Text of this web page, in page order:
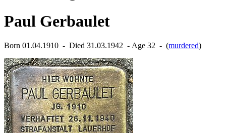
Paul Gerbaulet
Born 01.04.1910 ‐ Died 31.03.1942 ‐ Age 32 ‐ (murdered)